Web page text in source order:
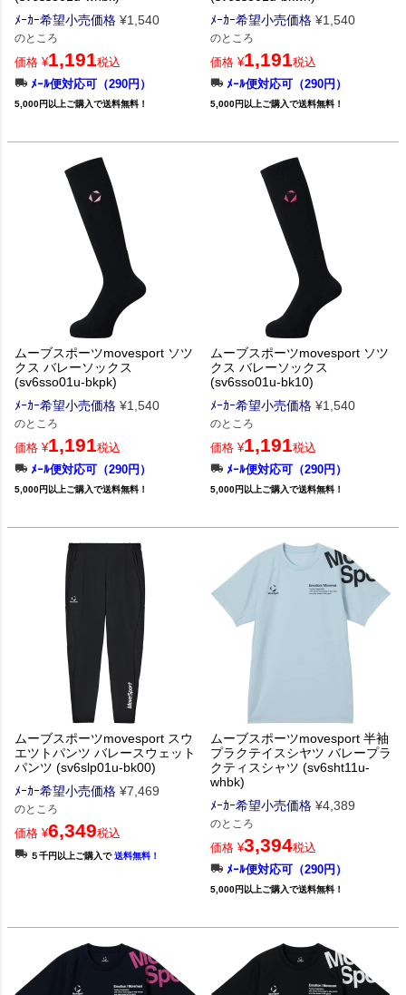
ﾒｰｶｰ希望小売価格 ¥1,540
のところ
価格 ¥1,191税込
ﾒｰﾙ便対応可（290円）
5,000円以上ご購入で送料無料！
ﾒｰｶｰ希望小売価格 ¥1,540
のところ
価格 ¥1,191税込
ﾒｰﾙ便対応可（290円）
5,000円以上ご購入で送料無料！
ムーブスポーツmovesport ソツ
クス バレーソックス
(sv6sso01u-bkpk)
ﾒｰｶｰ希望小売価格 ¥1,540
のところ
価格 ¥1,191税込
ﾒｰﾙ便対応可（290円）
5,000円以上ご購入で送料無料！
ムーブスポーツmovesport ソツ
クス バレーソックス
(sv6sso01u-bk10)
ﾒｰｶｰ希望小売価格 ¥1,540
のところ
価格 ¥1,191税込
ﾒｰﾙ便対応可（290円）
5,000円以上ご購入で送料無料！
ムーブスポーツmovesport スウ
エツトパンツ バレースウェット
パンツ (sv6slp01u-bk00)
ﾒｰｶｰ希望小売価格 ¥7,469
のところ
価格 ¥6,349税込
５千円以上ご購入で送料無料！
ムーブスポーツmovesport 半袖
プラクテイスシヤツ バレープラ
クティスシャツ (sv6sht11u-
whbk)
ﾒｰｶｰ希望小売価格 ¥4,389
のところ
価格 ¥3,394税込
ﾒｰﾙ便対応可（290円）
5,000円以上ご購入で送料無料！